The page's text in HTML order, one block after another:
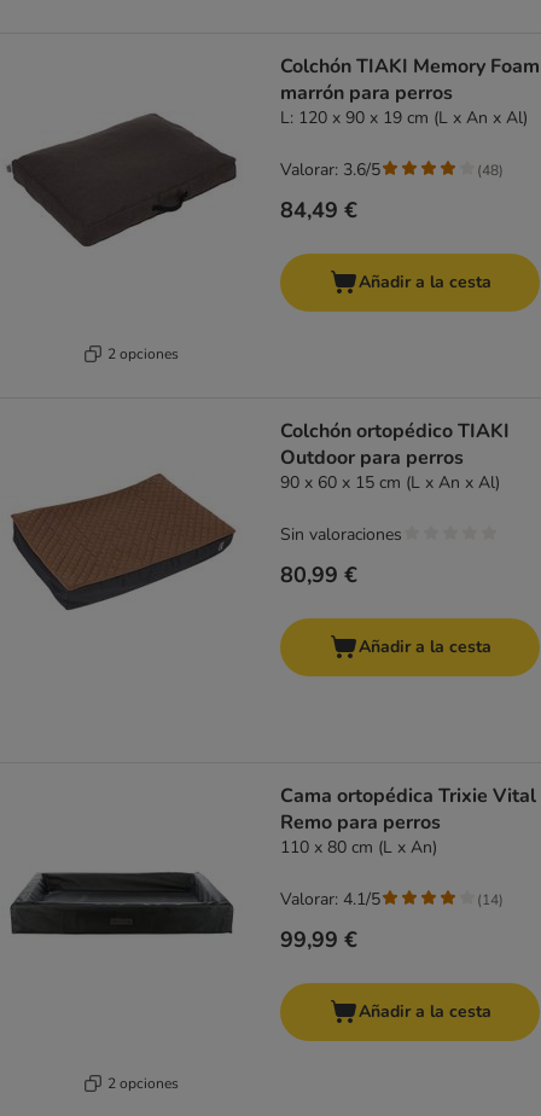
2 opciones
Colchón TIAKI Memory Foam
marrón para perros
L: 120 x 90 x 19 cm (L x An x Al)
84,49 €
Valorar: 3.6/5 (48)
Añadir a la cesta
Colchón ortopédico TIAKI
Outdoor para perros
90 x 60 x 15 cm (L x An x Al)
80,99 €
Sin valoraciones
Añadir a la cesta
2 opciones
Cama ortopédica Trixie Vital
Remo para perros
110 x 80 cm (L x An)
99,99 €
Valorar: 4.1/5 (14)
Añadir a la cesta